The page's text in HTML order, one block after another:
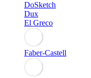
DoSketch
Dux
El Greco
Faber-Castell